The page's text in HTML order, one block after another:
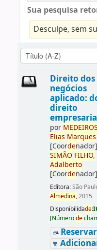
Sua pesquisa
Desculpe, sem
Direito dos
negócios
aplicado:
direito
por MEDEIROS
Elias Marques
[Coordenador]
SIMÃO FILHO,
Adalberto
[Coordenador]
Editora:São
Almedina,2015
Disponibilidade:
[Númerode
Reservar